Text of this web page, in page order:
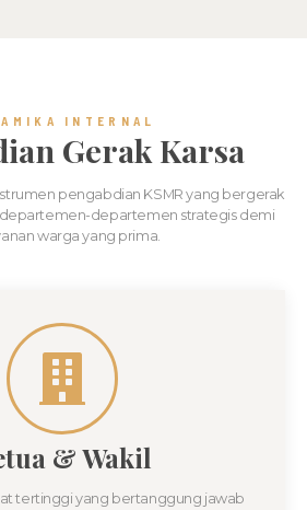
INTERNAL
Gerak Karsa
pengabdian KSMR yang bergerak
departemen-departemen strategis demi
warga yang prima.
& Wakil
tertinggi yang bertanggung jawab